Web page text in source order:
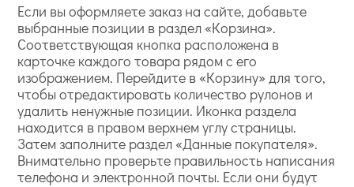
Если вы оформляете заказ на сайте, добавьте
выбранные позиции в раздел «Корзина».
Соответствующая кнопка расположена в
карточке каждого товара рядом с его
изображением. Перейдите в «Корзину» для того,
чтобы отредактировать количество рулонов и
удалить ненужные позиции. Иконка раздела
находится в правом верхнем углу страницы.
Затем заполните раздел «Данные покупателя».
Внимательно проверьте правильность написания
телефона и электронной почты. Если они будут